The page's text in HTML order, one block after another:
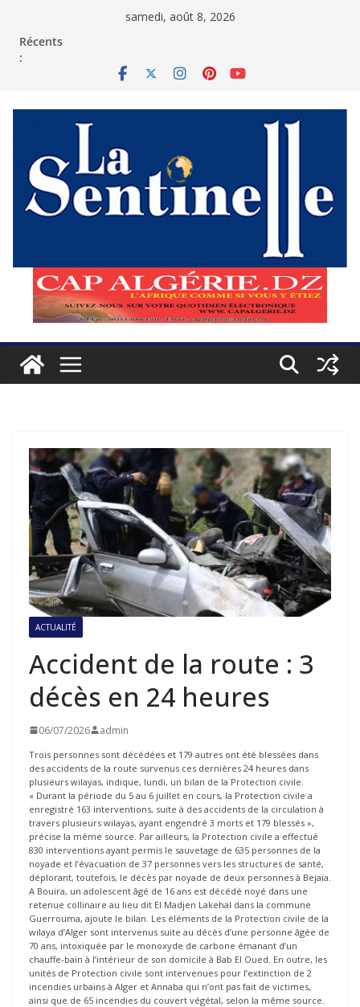
samedi, août 8, 2026
Récents
:
ACTUALITÉ
Accident de la route : 3
décès en 24 heures
06/07/2026 admin
Trois personnes sont décédées et 179 autres ont été blessées dans
des accidents de la route survenus ces dernières 24 heures dans
plusieurs wilayas, indique, lundi, un bilan de la Protection civile.
« Durant la période du 5 au 6 juillet en cours, la Protection civile a
enregistré 163 interventions, suite à des accidents de la circulation à
travers plusieurs wilayas, ayant engendré 3 morts et 179 blessés »,
précise la même source. Par ailleurs, la Protection civile a effectué
830 interventions ayant permis le sauvetage de 635 personnes de la
noyade et l’évacuation de 37 personnes vers les structures de santé,
déplorant, toutefois, le décès par noyade de deux personnes à Bejaïa.
A Bouira, un adolescent âgé de 16 ans est décédé noyé dans une
retenue collinaire au lieu dit El Madjen Lakehal dans la commune
Guerrouma, ajoute le bilan. Les éléments de la Protection civile de la
wilaya d’Alger sont intervenus suite au décès d’une personne âgée de
70 ans, intoxiquée par le monoxyde de carbone émanant d’un
chauffe-bain à l’intérieur de son domicile à Bab El Oued. En outre, les
unités de Protection civile sont intervenues pour l’extinction de 2
incendies urbains à Alger et Annaba qui n’ont pas fait de victimes,
ainsi que de 65 incendies du couvert végétal, selon la même source.